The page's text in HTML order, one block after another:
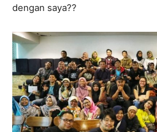
dengan saya??